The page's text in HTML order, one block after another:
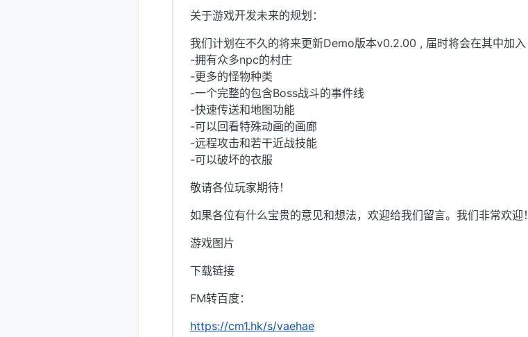
关于游戏开发未来的规划：
我们计划在不久的将来更新Demo版本v0.2.00 , 届时将会在其中加入
-拥有众多npc的村庄
-更多的怪物种类
-一个完整的包含Boss战斗的事件线
-快速传送和地图功能
-可以回看特殊动画的画廊
-远程攻击和若干近战技能
-可以破坏的衣服
敬请各位玩家期待！
如果各位有什么宝贵的意见和想法，欢迎给我们留言。我们非常欢迎！
游戏图片
下载链接
FM转百度：
https://cm1.hk/s/vaehae